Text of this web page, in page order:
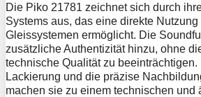
Die Piko 21781 zeichnet sich durch
Systems aus, das eine direkte
Gleissystemen ermöglicht. Die
zusätzliche Authentizität hinzu, ohne
technische Qualität zu
Lackierung und die präzise
machen sie zu einem technischen und